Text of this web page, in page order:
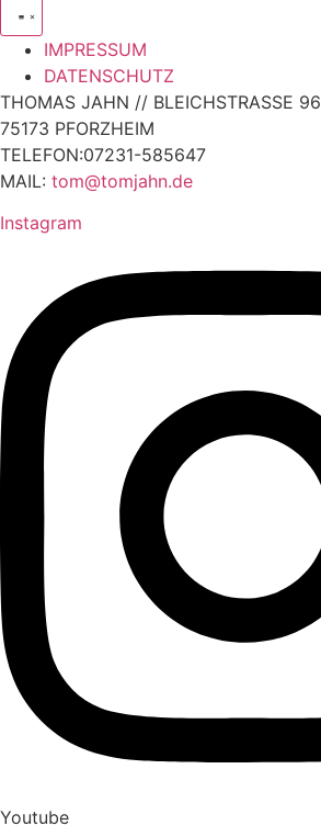
IMPRESSUM
DATENSCHUTZ
THOMAS JAHN // BLEICHSTRASSE 96
75173 PFORZHEIM
TELEFON:07231-585647
MAIL: tom@tomjahn.de
Instagram
Youtube